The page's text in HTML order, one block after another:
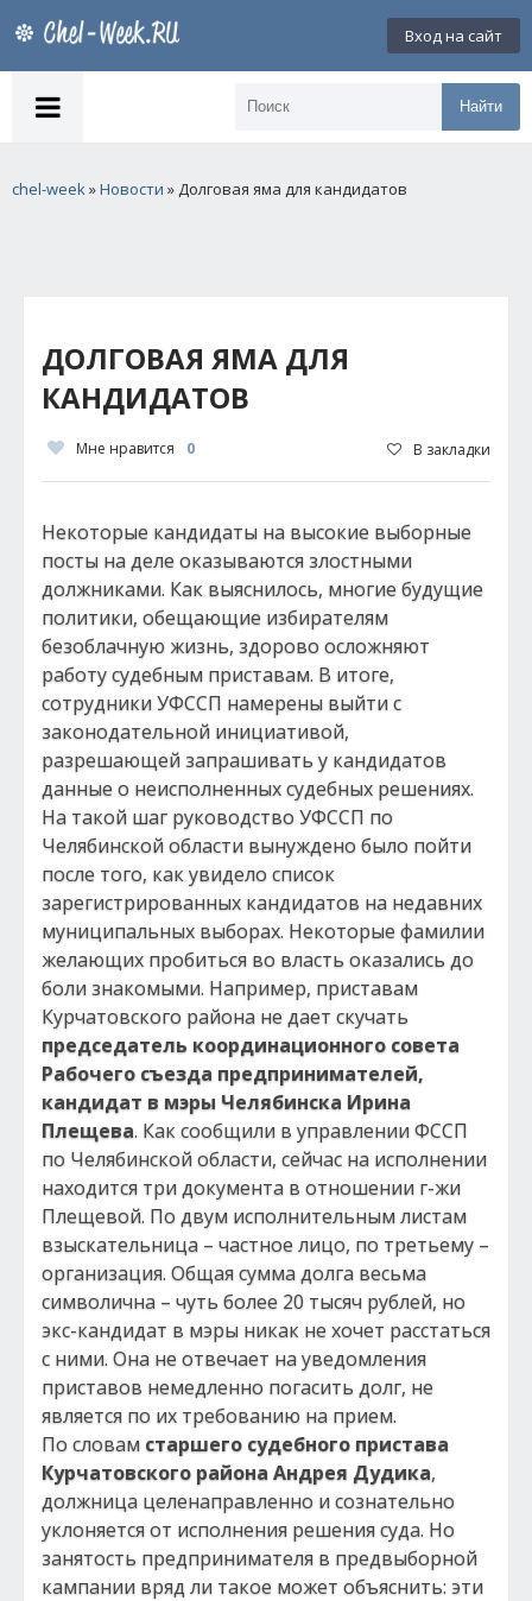
Вход на сайт
Найти
chel-week»Новости » Долговая яма для кандидатов
ДОЛГОВАЯ ЯМА ДЛЯ
КАНДИДАТОВ
Мне нравится 0 В закладки
Некоторые кандидаты на высокие выборные
посты на деле оказываются злостными
должниками. Как выяснилось, многие будущие
политики, обещающие избирателям
безоблачную жизнь, здорово осложняют
работу судебным приставам. В итоге,
сотрудники УФССП намерены выйти с
законодательной инициативой,
разрешающей запрашивать у кандидатов
данные о неисполненных судебных решениях.
На такой шаг руководство УФССП по
Челябинской области вынуждено было пойти
после того, как увидело список
зарегистрированных кандидатов на недавних
муниципальных выборах. Некоторые фамилии
желающих пробиться во власть оказались до
боли знакомыми. Например, приставам
Курчатовского района не дает скучать
председатель координационного совета
Рабочего съезда предпринимателей,
кандидат в мэры Челябинска Ирина
Плещева. Как сообщили в управлении ФССП
по Челябинской области, сейчас на исполнении
находится три документа в отношении г-жи
Плещевой. По двум исполнительным листам
взыскательница – частное лицо, по третьему –
организация. Общая сумма долга весьма
символична – чуть более 20 тысяч рублей, но
экс-кандидат в мэры никак не хочет расстаться
с ними. Она не отвечает на уведомления
приставов немедленно погасить долг, не
является по их требованию на прием.
По словам старшего судебного пристава
Курчатовского района Андрея Дудика,
должница целенаправленно и сознательно
уклоняется от исполнения решения суда. Но
занятость предпринимателя в предвыборной
кампании вряд ли такое может объяснить: эти